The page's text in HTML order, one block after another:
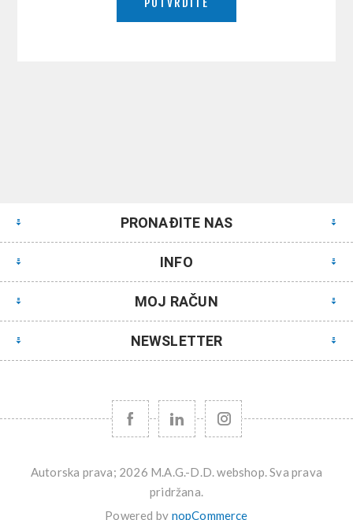
PRONAĐITE NAS
INFO
MOJ RAČUN
NEWSLETTER
Autorska prava; 2026 M.A.G.-D.D. webshop. Sva prava
pridržana.
Powered by nopCommerce